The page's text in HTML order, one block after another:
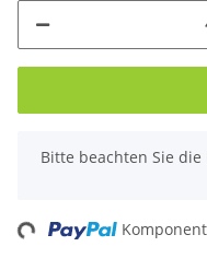
x
Bitte beachten Sie